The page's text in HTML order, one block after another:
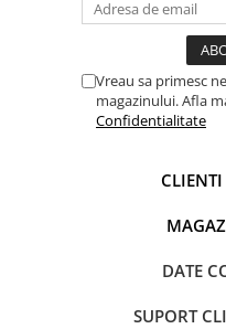
Oglinzi auto
Parasolare Camion –
Protectii si pasaje roti
Electrice auto, camioane si
Cabluri Auto Spiralate
Cabluri Multifilare Auto
Vreau sa primesc
magazinului. Afla
Confidentialitate
DATE
SUPORT